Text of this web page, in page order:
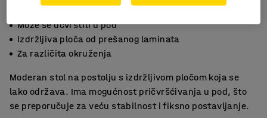
Može se učvrstiti u pod
Izdržljiva ploča od prešanog laminata
Za različita okruženja
Moderan stol na postolju s izdržljivom pločom koja se
lako održava. Ima mogućnost pričvršćivanja u pod, što
se preporučuje za veću stabilnost i fiksno postavljanje.